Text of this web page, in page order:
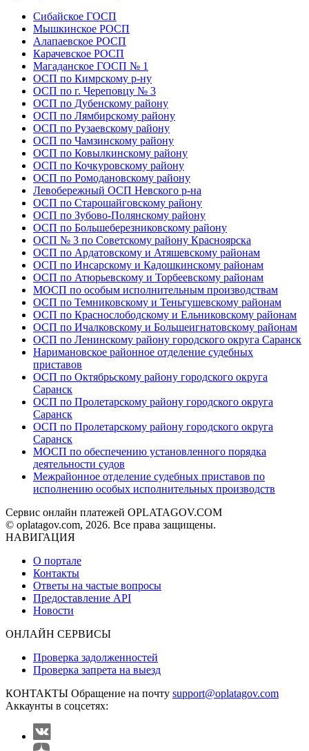
Сибайское ГОСП
Мышкинское РОСП
Алапаевское РОСП
Карачевское РОСП
Магаданское ГОСП № 1
ОСП по Кимрскому р-ну
ОСП по г. Череповцу № 3
ОСП по Дубенскому району
ОСП по Лямбирскому району
ОСП по Рузаевскому району
ОСП по Чамзинскому району
ОСП по Ковылкинскому району
ОСП по Кочкуровскому району
ОСП по Ромодановскому району
Левобережный ОСП Невского р-на
ОСП по Старошайговскому району
ОСП по Зубово-Полянскому району
ОСП по Большеберезниковскому району
ОСП № 3 по Советскому району Красноярска
ОСП по Ардатовскому и Атяшевскому районам
ОСП по Инсарскому и Кадошкинскому районам
ОСП по Атюрьевскому и Торбеевскому районам
МОСП по особым исполнительным производствам
ОСП по Темниковскому и Теньгушевскому районам
ОСП по Краснослободскому и Ельниковскому районам
ОСП по Ичалковскому и Большеигнатовскому районам
ОСП по Ленинскому району городского округа Саранск
Наримановское районное отделение судебных
приставов
ОСП по Октябрьскому району городского округа
Саранск
ОСП по Пролетарскому району городского округа
Саранск
ОСП по Пролетарскому району городского округа
Саранск
МОСП по обеспечению установленного порядка
деятельности судов
Межрайонное отделение судебных приставов по
исполнению особых исполнительных производств
Сервис онлайн платежей OPLATAGOV.COM
© oplatagov.com, 2026. Все права защищены.
НАВИГАЦИЯ
О портале
Контакты
Ответы на частые вопросы
Предоставление API
Новости
ОНЛАЙН СЕРВИСЫ
Проверка задолженностей
Проверка запрета на выезд
КОНТАКТЫ Обращение на почту support@oplatagov.com
Аккаунты в соцсетях: